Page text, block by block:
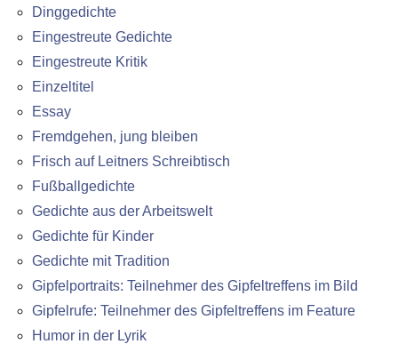
Dinggedichte
Eingestreute Gedichte
Eingestreute Kritik
Einzeltitel
Essay
Fremdgehen, jung bleiben
Frisch auf Leitners Schreibtisch
Fußballgedichte
Gedichte aus der Arbeitswelt
Gedichte für Kinder
Gedichte mit Tradition
Gipfelportraits: Teilnehmer des Gipfeltreffens im Bild
Gipfelrufe: Teilnehmer des Gipfeltreffens im Feature
Humor in der Lyrik